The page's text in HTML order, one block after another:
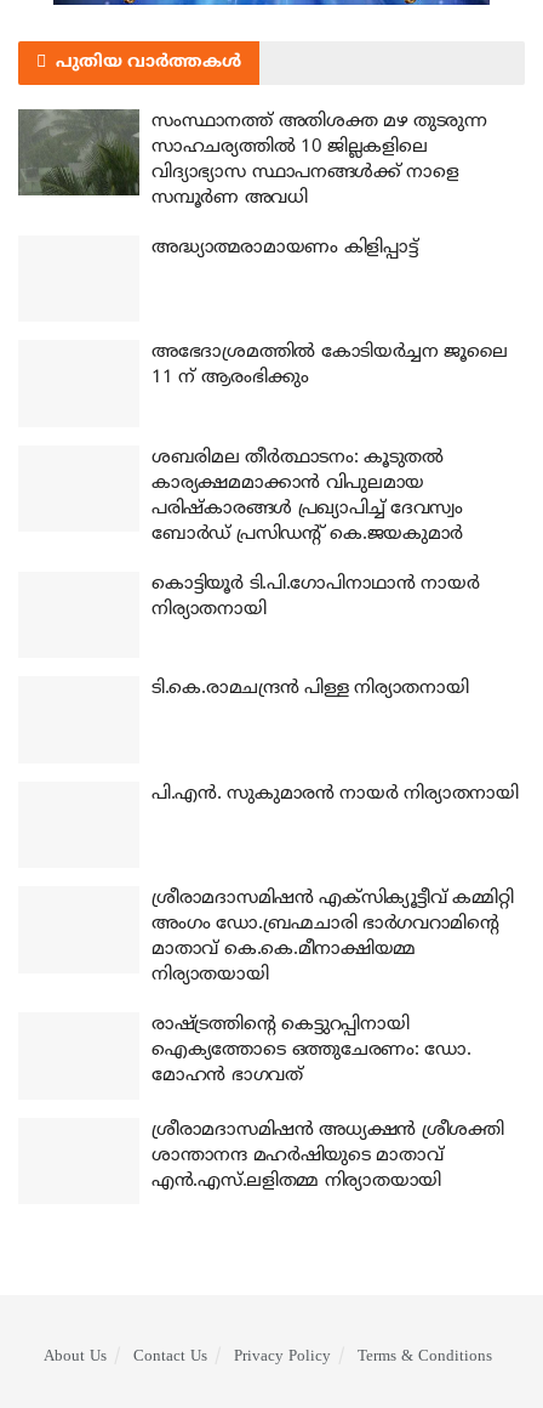
പുതിയ വാർത്തകൾ
സംസ്ഥാനത്ത് അതിശക്ത മഴ തുടരുന്ന
സാഹചര്യത്തിൽ 10 ജില്ലകളിലെ
വിദ്യാഭ്യാസ സ്ഥാപനങ്ങൾക്ക് നാളെ
സമ്പൂർണ അവധി
അദ്ധ്യാത്മരാമായണം കിളിപ്പാട്ട്
അഭേദാശ്രമത്തില്‍ കോടിയര്‍ച്ചന ജൂലൈ
11 ന് ആരംഭിക്കും
ശബരിമല തീര്‍ത്ഥാടനം: കൂടുതല്‍
കാര്യക്ഷമമാക്കാന്‍ വിപുലമായ
പരിഷ്‌കാരങ്ങള്‍ പ്രഖ്യാപിച്ച് ദേവസ്വം
ബോര്‍ഡ് പ്രസിഡന്റ് കെ.ജയകുമാര്‍
കൊട്ടിയൂര്‍ ടി.പി.ഗോപിനാഥാന്‍ നായര്‍
നിര്യാതനായി
ടി.കെ.രാമചന്ദ്രന്‍ പിള്ള നിര്യാതനായി
പി.എന്‍. സുകുമാരന്‍ നായര്‍ നിര്യാതനായി
ശ്രീരാമദാസമിഷന്‍ എക്‌സിക്യൂട്ടീവ് കമ്മിറ്റി
അംഗം ഡോ.ബ്രഹ്മചാരി ഭാര്‍ഗവറാമിന്റെ
മാതാവ് കെ.കെ.മീനാക്ഷിയമ്മ
നിര്യാതയായി
രാഷ്ട്രത്തിന്റെ കെട്ടുറപ്പിനായി
ഐക്യത്തോടെ ഒത്തുചേരണം: ഡോ.
മോഹന്‍ ഭാഗവത്
ശ്രീരാമദാസമിഷന്‍ അധ്യക്ഷന്‍ ശ്രീശക്തി
ശാന്താനന്ദ മഹര്‍ഷിയുടെ മാതാവ്
എന്‍.എസ്.ലളിതമ്മ നിര്യാതയായി
About Us Contact Us Privacy Policy Terms & Conditions